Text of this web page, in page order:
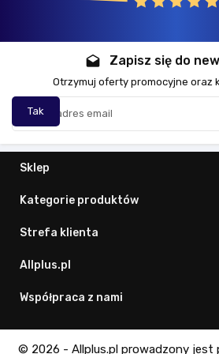
drafts Zapisz się do
Otrzymuj oferty promocyjne oraz
Sklep
Kategorie produktów
Strefa klienta
Allplus.pl
Współpraca z nami
© 2026 - Allplus.pl prowadzony jest